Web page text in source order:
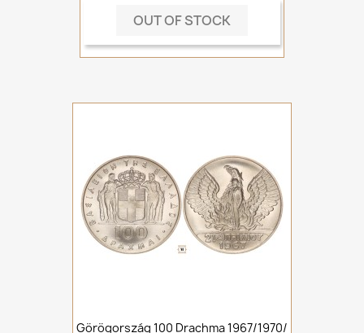
OUT OF STOCK
Görögország 100 Drachma 1967/1970/